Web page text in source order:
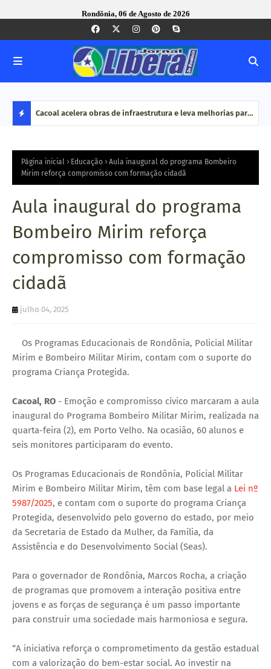
Rondônia, 06 de Agosto de 2026
S
T
A
Q
U
E
Cacoal acelera obras de infraestrutura e leva melhorias para
Página inicial Educação
Aula inaugural do programa Bombeiro
Mirim reforça compromisso com formação cidadã
Aula inaugural do programa
Bombeiro Mirim reforça
compromisso com formação
cidadã
julho 04, 2025
Os Programas Educacionais de Rondônia, Policial Militar
Mirim e Bombeiro Militar Mirim, contam com o suporte do
programa Criança Protegida.
Cacoal, RO - Emoção e compromisso cívico marcaram a aula
inaugural do Programa Bombeiro Militar Mirim, realizada na
quarta-feira (2), em Porto Velho. Na ocasião, 60 alunos e
seis monitores participaram do evento.
Os Programas Educacionais de Rondônia, Policial Militar
Mirim e Bombeiro Militar Mirim, têm com base legal a Lei nº
5987/2025, e contam com o suporte do programa Criança
Protegida, desenvolvido pelo governo do estado, por meio
da Secretaria de Estado da Mulher, da Família, da
Assistência e do Desenvolvimento Social (Seas).
Para o governador de Rondônia, Marcos Rocha, a criação
de programas que promovem a interação positiva entre
jovens e as forças de segurança é um passo importante
para construir uma sociedade mais harmoniosa e segura.
“A iniciativa reforça o comprometimento da gestão estadual
com a valorização do bem-estar social. Ao investir na